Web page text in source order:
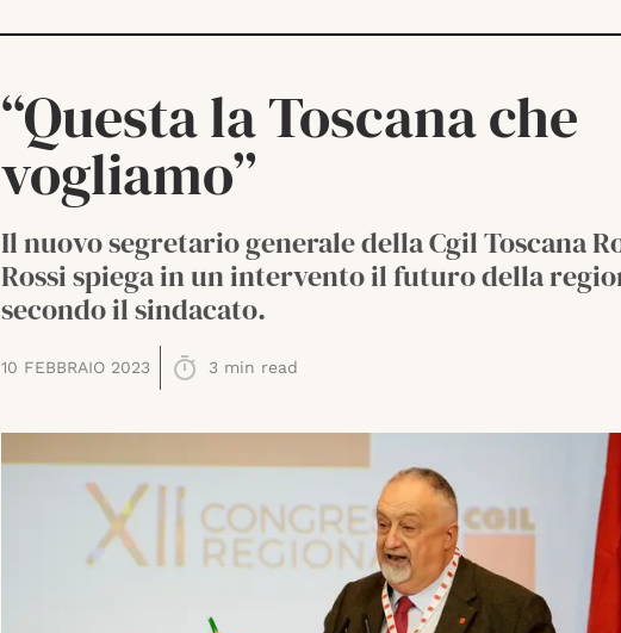
“Questa la Toscana che
vogliamo”
Il nuovo segretario generale della Cgil Toscana
Rossi spiega in un intervento il futuro della
secondo il sindacato.
10 FEBBRAIO 2023 3 min read